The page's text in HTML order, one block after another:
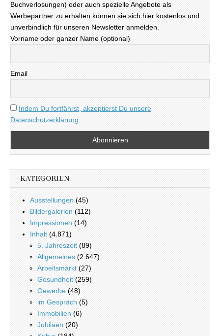
Buchverlosungen) oder auch spezielle Angebote als
Werbepartner zu erhalten können sie sich hier kostenlos und
unverbindlich für unseren Newsletter anmelden.
Vorname oder ganzer Name (optional)
Email
Indem Du fortfährst, akzeptierst Du unsere
Datenschutzerklärung.
KATEGORIEN
Ausstellungen (45)
Bildergalerien (112)
Impressionen (14)
Inhalt (4.871)
5. Jahreszeit (89)
Allgemeines (2.647)
Arbeitsmarkt (27)
Gesundheit (259)
Gewerbe (48)
im Gespräch (5)
Immobilien (6)
Jubiläen (20)